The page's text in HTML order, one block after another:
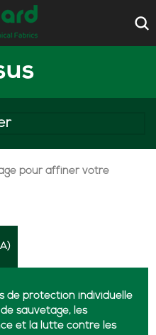
pour affiner votre
de protection individuelle
sauvetage, les
et la lutte contre les